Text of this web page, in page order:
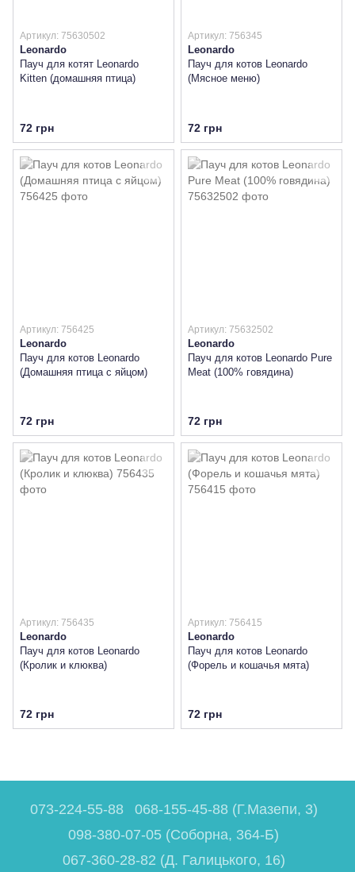
Артикул: 75630502
Leonardo
Пауч для котят Leonardo
Kitten (домашняя птица)
72 грн
Артикул: 756345
Leonardo
Пауч для котов Leonardo
(Мясное меню)
72 грн
Артикул: 756425
Leonardo
Пауч для котов Leonardo
(Домашняя птица с яйцом)
72 грн
Артикул: 75632502
Leonardo
Пауч для котов Leonardo Pure
Meat (100% говядина)
72 грн
Артикул: 756435
Leonardo
Пауч для котов Leonardo
(Кролик и клюква)
72 грн
Артикул: 756415
Leonardo
Пауч для котов Leonardo
(Форель и кошачья мята)
72 грн
073-224-55-88
068-155-45-88 (Г.Мазепи, 3)
098-380-07-05 (Соборна, 364-Б)
067-360-28-82 (Д. Галицького, 16)